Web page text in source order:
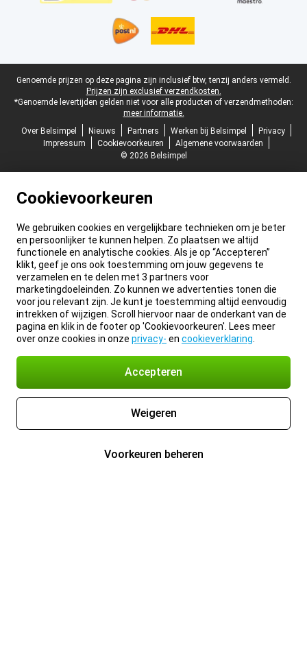
Juridische voettekst
Genoemde prijzen op deze pagina zijn inclusief btw, tenzij anders vermeld.
Prijzen zijn exclusief verzendkosten.
*Genoemde levertijden gelden niet voor alle producten of verzendmethoden:
meer informatie.
Over Belsimpel
Nieuws Partners Werken bij Belsimpel
Privacy
Impressum
Cookievoorkeuren
Algemene voorwaarden
© 2026 Belsimpel
Cookievoorkeuren
We gebruiken cookies en vergelijkbare technieken om je beter
en persoonlijker te kunnen helpen. Zo plaatsen we altijd
functionele en analytische cookies. Als je op “Accepteren”
klikt, geef je ons ook toestemming om jouw gegevens te
verzamelen en te delen met 3 partners voor
marketingdoeleinden. Zo kunnen we advertenties tonen die
voor jou relevant zijn. Je kunt je toestemming altijd eenvoudig
intrekken of wijzigen. Scroll hiervoor naar de onderkant van de
pagina en klik in de footer op 'Cookievoorkeuren'. Lees meer
over onze cookies in onze privacy- en cookieverklaring
Accepteren
Weigeren
Voorkeuren beheren